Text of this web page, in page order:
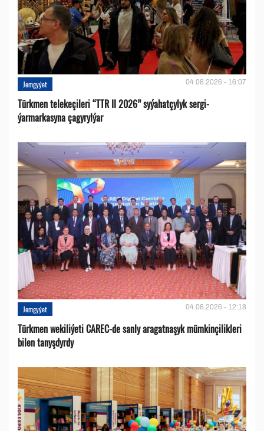
Jemgyýet 04.08.2026 - 16:07
Türkmen telekeçileri “TTR II 2026” syýahatçylyk sergi-
ýarmarkasyna çagyrylýar
Jemgyýet 04.08.2026 - 12:18
Türkmen wekiliýeti CAREC-de sanly aragatnaşyk mümkinçilikleri
bilen tanyşdyrdy